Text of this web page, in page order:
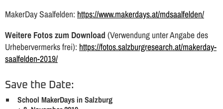
MakerDay Saalfelden: https://www.makerdays.at/mdsaalfelden/
Weitere Fotos zum Download (Verwendung unter Angabe des
Urhebervermerks frei): https://fotos.salzburgresearch.at/makerday-
saalfelden-2019/
Save the Date:
School MakerDays in Salzburg